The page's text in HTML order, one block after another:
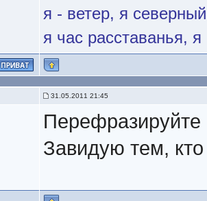
я - ветер, я
я час расставанья,
31.05.2011 21:45
Перефразируйте
Завидую тем,